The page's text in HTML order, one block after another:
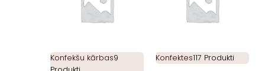
Konfekšu kārbas9
Konfektes117 Produkti